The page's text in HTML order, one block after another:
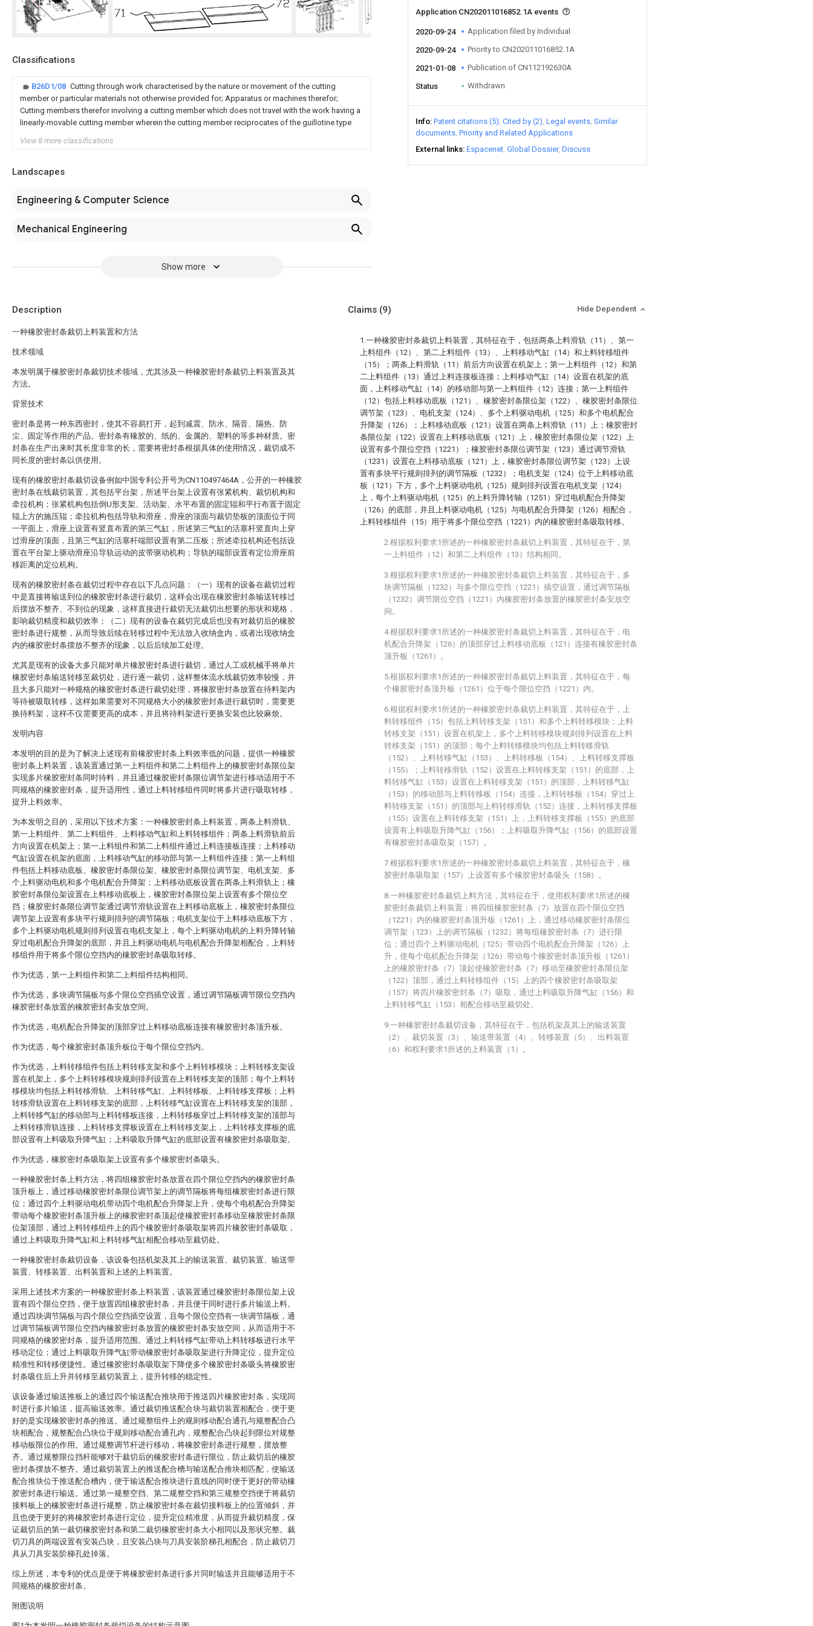
Classifications
B26D1/08 Cutting through work characterised by the nature or movement of the cutting
member or particular materials not otherwise provided for; Apparatus or machines therefor;
Cutting members therefor involving a cutting member which does not travel with the work having a
linearly-movable cutting member wherein the cutting member reciprocates of the guillotine type
View 8 more classifications
Landscapes
Engineering & Computer Science
Mechanical Engineering
Show more
Application CN202011016852.1A events
2020-09-24 Application filed by Individual
2020-09-24 Priority to CN202011016852.1A
2021-01-08 Publication of CN112192630A
Status Withdrawn
Info Patent citations (5) Cited by (2) Legal events Similar
documents Priority and Related Applications
External links Espacenet Global Dossier Discuss
Description
一种橡胶密封条裁切上料装置和方法
技术领域
本发明属于橡胶密封条裁切技术领域，尤其涉及一种橡胶密封条裁切上料装置及其
方法。
背景技术
密封条是将一种东西密封，使其不容易打开，起到减震、防水、隔音、隔热、防
尘、固定等作用的产品。密封条有橡胶的、纸的、金属的、塑料的等多种材质。密
封条在生产出来时其长度非常的长，需要将密封条根据具体的使用情况，裁切成不
同长度的密封条以供使用。
现有的橡胶密封条裁切设备例如中国专利公开号为CN110497464A，公开的一种橡胶
密封条在线裁切装置，其包括平台架，所述平台架上设置有张紧机构、裁切机构和
牵拉机构；张紧机构包括倒U形支架、活动架、水平布置的固定辊和平行布置于固定
辊上方的施压辊；牵拉机构包括导轨和滑座，滑座的顶面与裁切垫板的顶面位于同
一平面上，滑座上设置有竖直布置的第三气缸，所述第三气缸的活塞杆竖直向上穿
过滑座的顶面，且第三气缸的活塞杆端部设置有第二压板；所述牵拉机构还包括设
置在平台架上驱动滑座沿导轨运动的皮带驱动机构；导轨的端部设置有定位滑座前
移距离的定位机构。
现有的橡胶密封条在裁切过程中存在以下几点问题：（一）现有的设备在裁切过程
中是直接将输送到位的橡胶密封条进行裁切，这样会出现在橡胶密封条输送转移过
后摆放不整齐、不到位的现象，这样直接进行裁切无法裁切出想要的形状和规格，
影响裁切精度和裁切效率；（二）现有的设备在裁切完成后也没有对裁切后的橡胶
密封条进行规整，从而导致后续在转移过程中无法放入收纳盒内，或者出现收纳盒
内的橡胶密封条摆放不整齐的现象，以后后续加工处理。
尤其是现有的设备大多只能对单片橡胶密封条进行裁切，通过人工或机械手将单片
橡胶密封条输送转移至裁切处，进行逐一裁切，这样整体流水线裁切效率较慢，并
且大多只能对一种规格的橡胶密封条进行裁切处理，将橡胶密封条放置在待料架内
等待被吸取转移，这样如果需要对不同规格大小的橡胶密封条进行裁切时，需要更
换待料架，这样不仅需要更高的成本，并且将待料架进行更换安装也比较麻烦。
发明内容
本发明的目的是为了解决上述现有前橡胶密封条上料效率低的问题，提供一种橡胶
密封条上料装置，该装置通过第一上料组件和第二上料组件上的橡胶密封条限位架
实现多片橡胶密封条同时待料，并且通过橡胶密封条限位调节架进行移动适用于不
同规格的橡胶密封条，提升适用性，通过上料转移组件同时将多片进行吸取转移，
提升上料效率。
为本发明之目的，采用以下技术方案：一种橡胶密封条上料装置，两条上料滑轨、
第一上料组件、第二上料组件、上料移动气缸和上料转移组件；两条上料滑轨前后
方向设置在机架上；第一上料组件和第二上料组件通过上料连接板连接；上料移动
气缸设置在机架的底面，上料移动气缸的移动部与第一上料组件连接；第一上料组
件包括上料移动底板、橡胶密封条限位架、橡胶密封条限位调节架、电机支架、多
个上料驱动电机和多个电机配合升降架；上料移动底板设置在两条上料滑轨上；橡
胶密封条限位架设置在上料移动底板上，橡胶密封条限位架上设置有多个限位空
挡；橡胶密封条限位调节架通过调节滑轨设置在上料移动底板上，橡胶密封条限位
调节架上设置有多块平行规则排列的调节隔板；电机支架位于上料移动底板下方，
多个上料驱动电机规则排列设置在电机支架上，每个上料驱动电机的上料升降转轴
穿过电机配合升降架的底部，并且上料驱动电机与电机配合升降架相配合，上料转
移组件用于将多个限位空挡内的橡胶密封条吸取转移。
作为优选，第一上料组件和第二上料组件结构相同。
作为优选，多块调节隔板与多个限位空挡插空设置，通过调节隔板调节限位空挡内
橡胶密封条放置的橡胶密封条安放空间。
作为优选，电机配合升降架的顶部穿过上料移动底板连接有橡胶密封条顶升板。
作为优选，每个橡胶密封条顶升板位于每个限位空挡内。
作为优选，上料转移组件包括上料转移支架和多个上料转移模块；上料转移支架设
置在机架上，多个上料转移模块规则排列设置在上料转移支架的顶部；每个上料转
移模块均包括上料转移滑轨、上料转移气缸、上料转移板、上料转移支撑板；上料
转移滑轨设置在上料转移支架的底部，上料转移气缸设置在上料转移支架的顶部，
上料转移气缸的移动部与上料转移板连接，上料转移板穿过上料转移支架的顶部与
上料转移滑轨连接，上料转移支撑板设置在上料转移支架上，上料转移支撑板的底
部设置有上料吸取升降气缸；上料吸取升降气缸的底部设置有橡胶密封条吸取架。
作为优选，橡胶密封条吸取架上设置有多个橡胶密封条吸头。
一种橡胶密封条上料方法，将四组橡胶密封条放置在四个限位空挡内的橡胶密封条
顶升板上，通过移动橡胶密封条限位调节架上的调节隔板将每组橡胶密封条进行限
位；通过四个上料驱动电机带动四个电机配合升降架上升，使每个电机配合升降架
带动每个橡胶密封条顶升板上的橡胶密封条顶起使橡胶密封条移动至橡胶密封条限
位架顶部，通过上料转移组件上的四个橡胶密封条吸取架将四片橡胶密封条吸取，
通过上料吸取升降气缸和上料转移气缸相配合移动至裁切处。
一种橡胶密封条裁切设备，该设备包括机架及其上的输送装置、裁切装置、输送带
装置、转移装置、出料装置和上述的上料装置。
采用上述技术方案的一种橡胶密封条上料装置，该装置通过橡胶密封条限位架上设
置有四个限位空挡，便于放置四组橡胶密封条，并且便于同时进行多片输送上料。
通过四块调节隔板与四个限位空挡插空设置，且每个限位空挡有一块调节隔板，通
过调节隔板调节限位空挡内橡胶密封条放置的橡胶密封条安放空间，从而适用于不
同规格的橡胶密封条，提升适用范围。通过上料转移气缸带动上料转移板进行水平
移动定位；通过上料吸取升降气缸带动橡胶密封条吸取架进行升降定位，提升定位
精准性和转移便捷性。通过橡胶密封条吸取架下降使多个橡胶密封条吸头将橡胶密
封条吸住后上升并转移至裁切装置上，提升转移的稳定性。
该设备通过输送推板上的通过四个输送配合推块用于推送四片橡胶密封条，实现同
时进行多片输送，提高输送效率。通过裁切推送配合块与裁切装置相配合，便于更
好的是实现橡胶密封条的推送。通过规整组件上的规则移动配合通孔与规整配合凸
块相配合，规整配合凸块位于规则移动配合通孔内，规整配合凸块起到限位对规整
移动板限位的作用。通过规整调节杆进行移动，将橡胶密封条进行规整，摆放整
齐。通过规整限位挡杆能够对于裁切后的橡胶密封条进行限位，防止裁切后的橡胶
密封条摆放不整齐。通过裁切装置上的推送配合槽与输送配合推块相匹配，使输送
配合推块位于推送配合槽内，便于输送配合推块进行直线的同时便于更好的带动橡
胶密封条进行输送。通过第一规整空挡、第二规整空挡和第三规整空挡便于将裁切
接料板上的橡胶密封条进行规整，防止橡胶密封条在裁切接料板上的位置倾斜，并
且也便于更好的将橡胶密封条进行定位，提升定位精准度，从而提升裁切精度，保
证裁切后的第一裁切橡胶密封条和第二裁切橡胶密封条大小相同以及形状完整。裁
切刀具的两端设置有安装凸块，且安装凸块与刀具安装阶梯孔相配合，防止裁切刀
具从刀具安装阶梯孔处掉落。
综上所述，本专利的优点是便于将橡胶密封条进行多片同时输送并且能够适用于不
同规格的橡胶密封条。
附图说明
Claims (9) Hide Dependent
1.一种橡胶密封条裁切上料装置，其特征在于，包括两条上料滑轨（11）、第一
上料组件（12）、第二上料组件（13）、上料移动气缸（14）和上料转移组件
（15）；两条上料滑轨（11）前后方向设置在机架上；第一上料组件（12）和第
二上料组件（13）通过上料连接板连接；上料移动气缸（14）设置在机架的底
面，上料移动气缸（14）的移动部与第一上料组件（12）连接；第一上料组件
（12）包括上料移动底板（121）、橡胶密封条限位架（122）、橡胶密封条限位
调节架（123）、电机支架（124）、多个上料驱动电机（125）和多个电机配合
升降架（126）；上料移动底板（121）设置在两条上料滑轨（11）上；橡胶密封
条限位架（122）设置在上料移动底板（121）上，橡胶密封条限位架（122）上
设置有多个限位空挡（1221）；橡胶密封条限位调节架（123）通过调节滑轨
（1231）设置在上料移动底板（121）上，橡胶密封条限位调节架（123）上设
置有多块平行规则排列的调节隔板（1232）；电机支架（124）位于上料移动底
板（121）下方，多个上料驱动电机（125）规则排列设置在电机支架（124）
上，每个上料驱动电机（125）的上料升降转轴（1251）穿过电机配合升降架
（126）的底部，并且上料驱动电机（125）与电机配合升降架（126）相配合，
上料转移组件（15）用于将多个限位空挡（1221）内的橡胶密封条吸取转移。
2.根据权利要求1所述的一种橡胶密封条裁切上料装置，其特征在于，第
一上料组件（12）和第二上料组件（13）结构相同。
3.根据权利要求1所述的一种橡胶密封条裁切上料装置，其特征在于，多
块调节隔板（1232）与多个限位空挡（1221）插空设置，通过调节隔板
（1232）调节限位空挡（1221）内橡胶密封条放置的橡胶密封条安放空
间。
4.根据权利要求1所述的一种橡胶密封条裁切上料装置，其特征在于，电
机配合升降架（126）的顶部穿过上料移动底板（121）连接有橡胶密封条
顶升板（1261）。
5.根据权利要求1所述的一种橡胶密封条裁切上料装置，其特征在于，每
个橡胶密封条顶升板（1261）位于每个限位空挡（1221）内。
6.根据权利要求1所述的一种橡胶密封条裁切上料装置，其特征在于，上
料转移组件（15）包括上料转移支架（151）和多个上料转移模块；上料
转移支架（151）设置在机架上，多个上料转移模块规则排列设置在上料
转移支架（151）的顶部；每个上料转移模块均包括上料转移滑轨
（152）、上料转移气缸（153）、上料转移板（154）、上料转移支撑板
（155）；上料转移滑轨（152）设置在上料转移支架（151）的底部，上
料转移气缸（153）设置在上料转移支架（151）的顶部，上料转移气缸
（153）的移动部与上料转移板（154）连接，上料转移板（154）穿过上
料转移支架（151）的顶部与上料转移滑轨（152）连接，上料转移支撑板
（155）设置在上料转移支架（151）上，上料转移支撑板（155）的底部
设置有上料吸取升降气缸（156）；上料吸取升降气缸（156）的底部设置
有橡胶密封条吸取架（157）。
7.根据权利要求1所述的一种橡胶密封条裁切上料装置，其特征在于，橡
胶密封条吸取架（157）上设置有多个橡胶密封条吸头（158）。
8.一种橡胶密封条裁切上料方法，其特征在于，使用权利要求1所述的橡
胶密封条裁切上料装置；将四组橡胶密封条（7）放置在四个限位空挡
（1221）内的橡胶密封条顶升板（1261）上，通过移动橡胶密封条限位
调节架（123）上的调节隔板（1232）将每组橡胶密封条（7）进行限
位；通过四个上料驱动电机（125）带动四个电机配合升降架（126）上
升，使每个电机配合升降架（126）带动每个橡胶密封条顶升板（1261）
上的橡胶密封条（7）顶起使橡胶密封条（7）移动至橡胶密封条限位架
（122）顶部，通过上料转移组件（15）上的四个橡胶密封条吸取架
（157）将四片橡胶密封条（7）吸取，通过上料吸取升降气缸（156）和
上料转移气缸（153）相配合移动至裁切处。
9.一种橡胶密封条裁切设备，其特征在于，包括机架及其上的输送装置
（2）、裁切装置（3）、输送带装置（4）、转移装置（5）、出料装置
（6）和权利要求1所述的上料装置（1）。